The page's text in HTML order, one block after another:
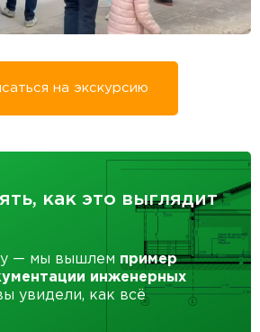
на экскурсию
как это выглядит
— мы вышлем пример
инженерных
увидели, как всё